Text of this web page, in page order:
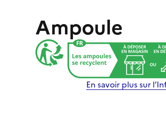
Ampoule
En savoir plus sur